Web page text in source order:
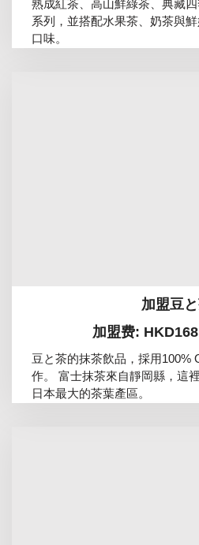
熟成紅茶、高山鮮綠茶、典藏
系列，並搭配水果茶、奶茶與
口味。
加盟豆
加盟费:
豆と茶的抹茶飲品，採用100%
作。 富士抹茶來自靜岡縣，這
日本最大的茶葉產區。